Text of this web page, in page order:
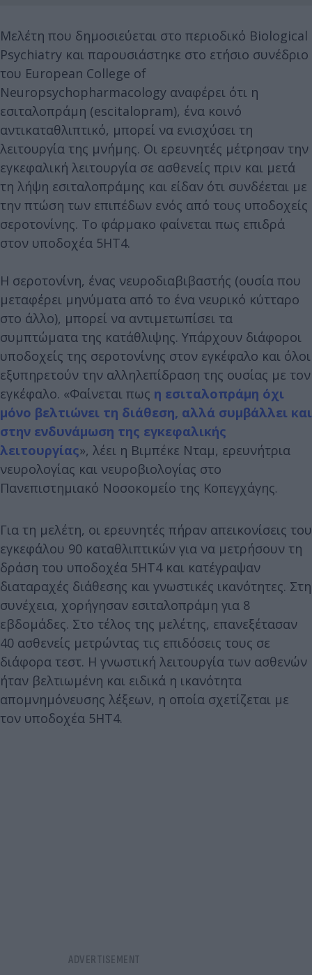
Μελέτη που δημοσιεύεται στο περιοδικό Biological
Psychiatry και παρουσιάστηκε στο ετήσιο συνέδριο
του European College of
Neuropsychopharmacology αναφέρει ότι η
εσιταλοπράμη (escitalopram), ένα κοινό
αντικαταθλιπτικό, μπορεί να ενισχύσει τη
λειτουργία της μνήμης. Οι ερευνητές μέτρησαν την
εγκεφαλική λειτουργία σε ασθενείς πριν και μετά
τη λήψη εσιταλοπράμης και είδαν ότι συνδέεται με
την πτώση των επιπέδων ενός από τους υποδοχείς
σεροτονίνης. Το φάρμακο φαίνεται πως επιδρά
στον υποδοχέα 5HT4.
Η σεροτονίνη, ένας νευροδιαβιβαστής (ουσία που
μεταφέρει μηνύματα από το ένα νευρικό κύτταρο
στο άλλο), μπορεί να αντιμετωπίσει τα
συμπτώματα της κατάθλιψης. Υπάρχουν διάφοροι
υποδοχείς της σεροτονίνης στον εγκέφαλο και όλοι
εξυπηρετούν την αλληλεπίδραση της ουσίας με τον
εγκέφαλο. «Φαίνεται πως η εσιταλοπράμη όχι
μόνο βελτιώνει τη διάθεση, αλλά συμβάλλει και
στην ενδυνάμωση της εγκεφαλικής
λειτουργίας», λέει η Βιμπέκε Νταμ, ερευνήτρια
νευρολογίας και νευροβιολογίας στο
Πανεπιστημιακό Νοσοκομείο της Κοπεγχάγης.
Για τη μελέτη, οι ερευνητές πήραν απεικονίσεις του
εγκεφάλου 90 καταθλιπτικών για να μετρήσουν τη
δράση του υποδοχέα 5HT4 και κατέγραψαν
διαταραχές διάθεσης και γνωστικές ικανότητες. Στη
συνέχεια, χορήγησαν εσιταλοπράμη για 8
εβδομάδες. Στο τέλος της μελέτης, επανεξέτασαν
40 ασθενείς μετρώντας τις επιδόσεις τους σε
διάφορα τεστ. Η γνωστική λειτουργία των ασθενών
ήταν βελτιωμένη και ειδικά η ικανότητα
απομνημόνευσης λέξεων, η οποία σχετίζεται με
τον υποδοχέα 5HT4.